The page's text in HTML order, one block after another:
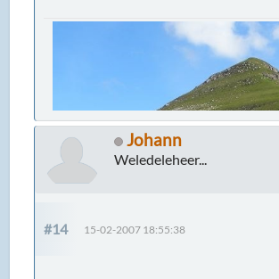
Johann
Weledeleheer...
#14 15-02-2007 18:55:38